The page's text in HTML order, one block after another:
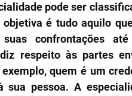
pode ser
é tudo aquilo
confrontações
respeito às partes
quem é um
sua pessoa. A